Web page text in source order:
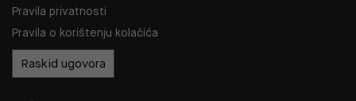
Pravila privatnosti
Pravila o korištenju kolačića
Raskid ugovora